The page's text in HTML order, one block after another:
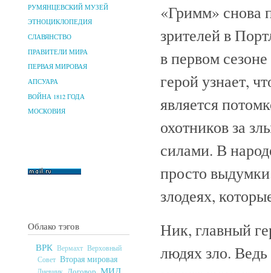
РУМЯНЦЕВСКИЙ МУЗЕЙ
ЭТНОЦИКЛОПЕДИЯ
СЛАВЯНСТВО
ПРАВИТЕЛИ МИРА
ПЕРВАЯ МИРОВАЯ
АПСУАРА
ВОЙНА 1812 ГОДА
МОСКОВИЯ
Облако тэгов
ВРК Вермахт Верховный
Совет Вторая мировая
Дневник
МИД
«Гримм» снова
зрителей в
в первом
герой узнает,
является
охотников за
силами. В
просто
злодеях,
Ник, главный
людях зло.